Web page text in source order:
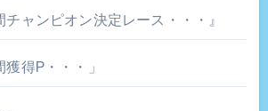
ャンピオン決定レース・・・』
得P・・・」